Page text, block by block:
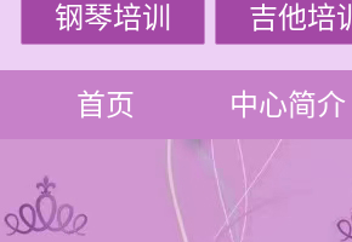
钢琴培训 吉他培训
首页 中心简介